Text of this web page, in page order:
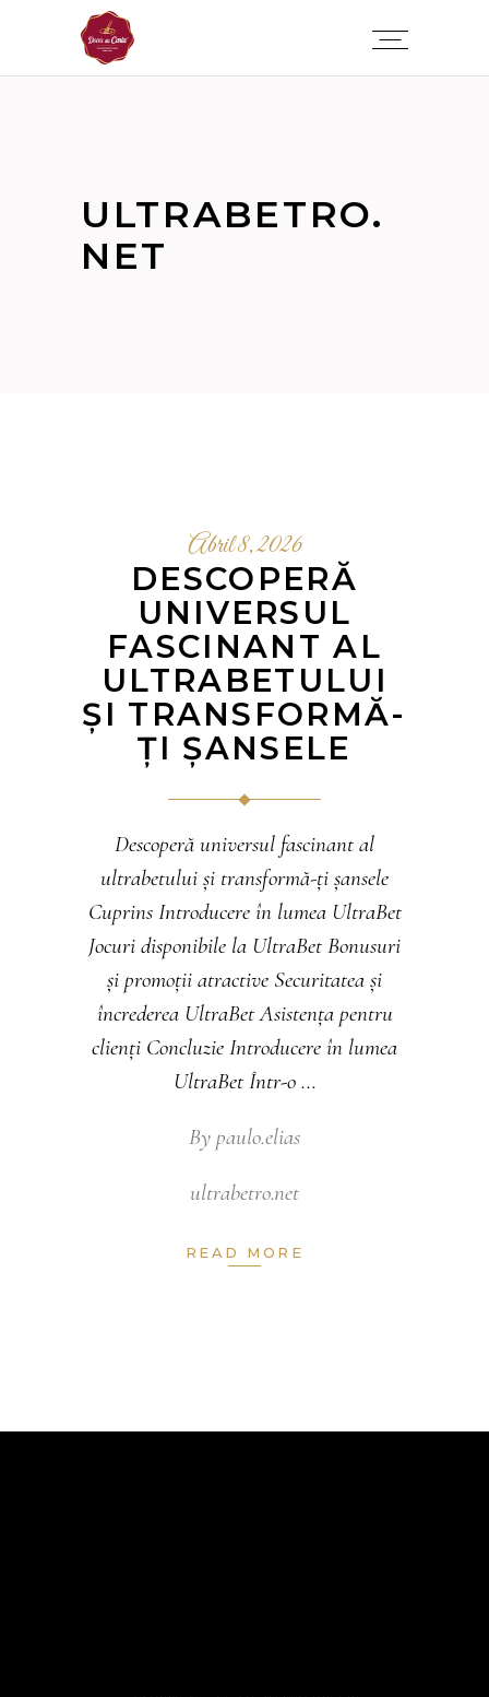
ULTRABETRO.
NET
Abril 8, 2026
DESCOPERĂ
UNIVERSUL
FASCINANT AL
ULTRABETULUI
ȘI TRANSFORMĂ-
ȚI ȘANSELE
Descoperă universul fascinant al
ultrabetului și transformă-ți șansele
Cuprins Introducere în lumea UltraBet
Jocuri disponibile la UltraBet Bonusuri
și promoții atractive Securitatea și
încrederea UltraBet Asistența pentru
clienți Concluzie Introducere în lumea
UltraBet Într-o
By paulo.elias
ultrabetro.net
READ MORE